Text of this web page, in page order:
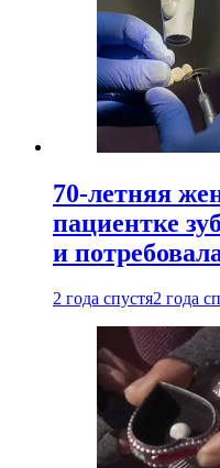
70-летняя
пациентке
и
2 года спустя2 года